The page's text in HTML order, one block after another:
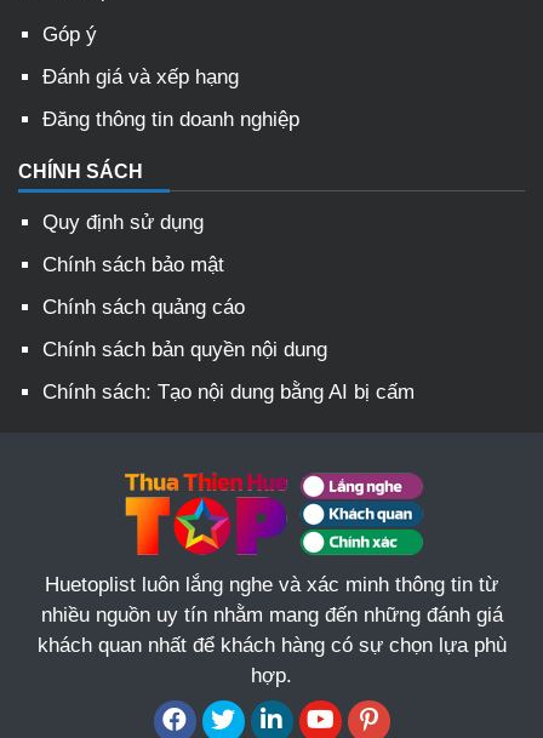
Góp ý
Đánh giá và xếp hạng
Đăng thông tin doanh nghiệp
CHÍNH SÁCH
Quy định sử dụng
Chính sách bảo mật
Chính sách quảng cáo
Chính sách bản quyền nội dung
Chính sách: Tạo nội dung bằng AI bị cấm
Huetoplist luôn lắng nghe và xác minh thông tin từ
nhiều nguồn uy tín nhằm mang đến những đánh giá
khách quan nhất để khách hàng có sự chọn lựa phù
hợp.